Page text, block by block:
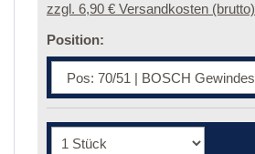
zzgl. 6,90 € Versandkosten (brutto)
Position: